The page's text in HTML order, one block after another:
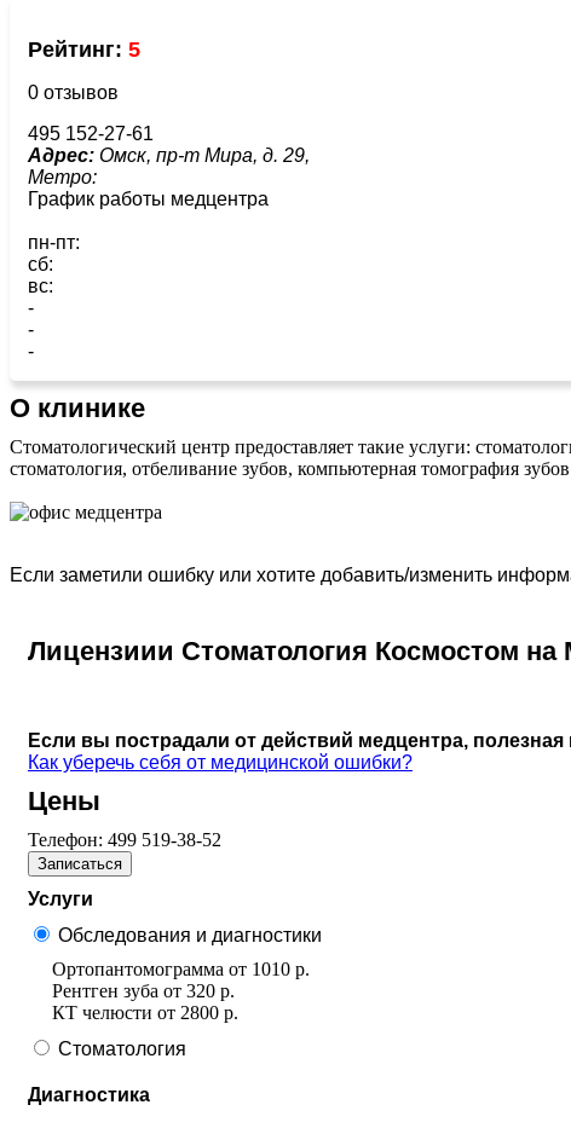
Рейтинг: 5
0 отзывов
495 152-27-61
Адрес: Омск, пр-т Мира, д. 29,
Метро:
График работы медцентра
пн-пт:
сб:
вс:
-
-
-
О клинике
Стоматологический центр предоставляет такие услуги:
стоматология, отбеливание зубов, компьютерная томография
Если заметили ошибку или хотите добавить/изменить
Лицензиии Стоматология Космостом на
Если вы пострадали от действий медцентра,
Как уберечь себя от медицинской ошибки?
Цены
Телефон: 499 519-38-52
Записаться
Услуги
Обследования и диагностики
Ортопантомограмма от 1010 р.
Рентген зуба от 320 р.
КТ челюсти от 2800 р.
Стоматология
Диагностика